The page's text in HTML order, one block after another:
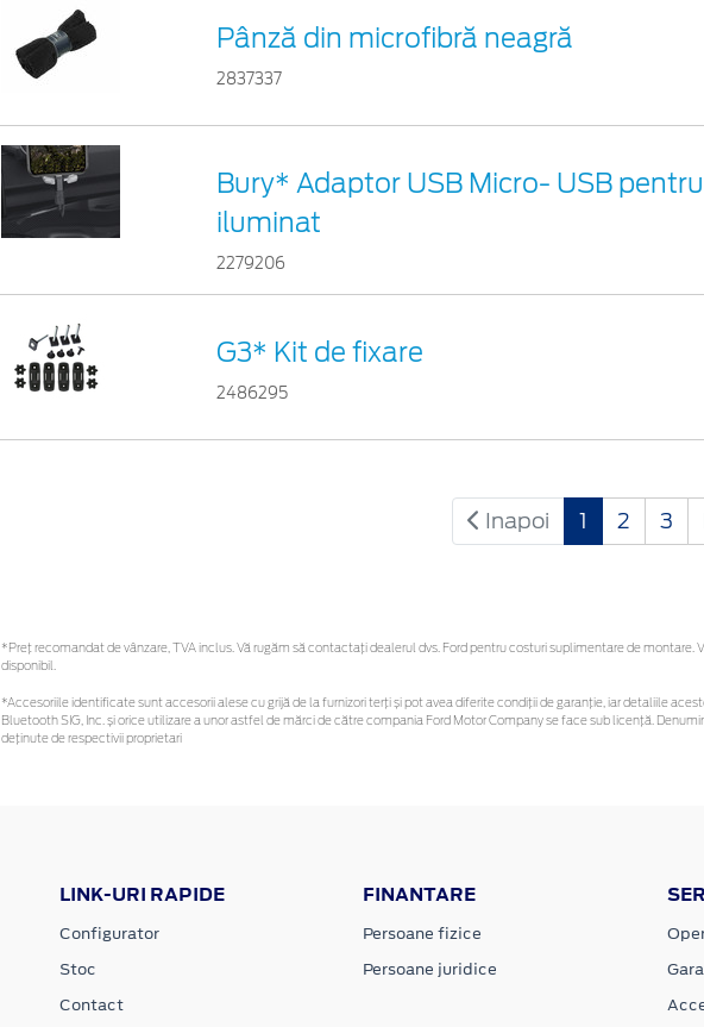
Pânză din microfibră neagră
2837337
Bury* Adaptor USB Micro- USB
iluminat
2279206
G3* Kit de fixare
2486295
Inapoi 1 2 3
*Preţ recomandat de vânzare, TVA inclus. Vă rugăm să contactaţi dealerul dvs. Ford pentru costuri suplimentare de
disponibil.
*Accesoriile identificate sunt accesorii alese cu grijă de la furnizori terți și pot avea diferite condiții de garanție, iar detaliile
Bluetooth SIG, Inc. și orice utilizare a unor astfel de mărci de către compania Ford Motor Company se face sub licență.
deținute de respectivii proprietari
LINK-URI RAPIDE
Configurator
Stoc
Contact
FINANTARE
Persoane fizice
Persoane juridice